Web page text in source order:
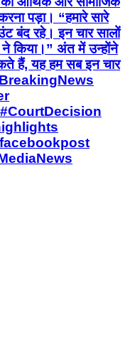
पड़ा। “हमारे सारे
बंद रहे। इन चार सालों
ने किया।” अंत में उन्होंने
हैं, यह हम सब इन चार